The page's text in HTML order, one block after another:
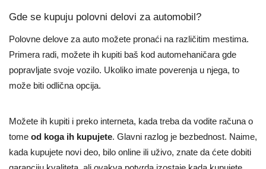
Gde se kupuju polovni delovi za automobil?
Polovne delove za auto možete pronaći na različitim mestima.
Primera radi, možete ih kupiti baš kod automehaničara gde
popravljate svoje vozilo. Ukoliko imate poverenja u njega, to
može biti odlična opcija.
Možete ih kupiti i preko interneta, kada treba da vodite računa o
tome od koga ih kupujete. Glavni razlog je bezbednost. Naime,
kada kupujete novi deo, bilo online ili uživo, znate da ćete dobiti